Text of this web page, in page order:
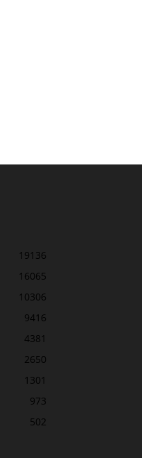
19136
16065
10306
9416
4381
2650
1301
973
502